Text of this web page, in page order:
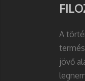
A
jövő